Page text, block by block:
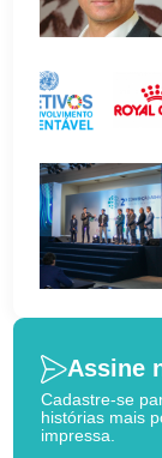
Assine
Cadastre-se
histórias mais
impressa.